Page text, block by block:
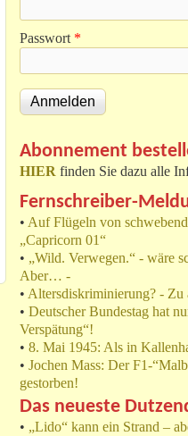
Passwort *
Abonnement
HIER finden Sie dazu alle
Fernschreiber-
• Auf Flügeln von
„Capricorn 01“
• „Wild. Verwegen.“ - wäre
Aber… -
• Altersdiskriminierung? - Zu
• Deutscher Bundestag hat
Verspätung“!
• 8. Mai 1945: Als in
• Jochen Mass: Der F1-
gestorben!
Das neueste
• „Lido“ kann ein Strand –